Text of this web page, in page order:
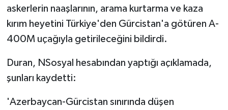
askerlerin naaşlarının, arama kurtarma ve kaza
kırım heyetini Türkiye'den Gürcistan'a götüren A-
400M uçağıyla getirileceğini bildirdi.
Duran, NSosyal hesabından yaptığı açıklamada,
şunları kaydetti:
'Azerbaycan-Gürcistan sınırında düşen